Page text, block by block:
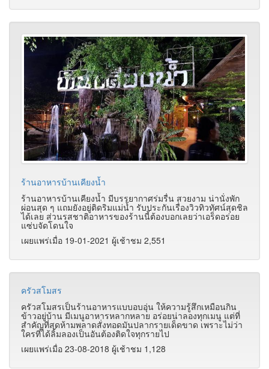
ร้านอาหารบ้านเคียงน้ำ
ร้านอาหารบ้านเคียงน้ำ มีบรรยากาศร่มรื่น สวยงาม น่านั่งพัก
ผ่อนสุด ๆ แถมยังอยู่ติดริมแม่น้ำ รับประกันเรื่องวิวทิวทัศน์สุดชิล
ได้เลย ส่วนรสชาติอาหารของร้านนี้ต้องบอกเลยว่าเอร็ดอร่อย
แซ่บจัดโดนใจ
เผยแพร่เมื่อ 19-01-2021 ผู้เช้าชม 2,551
ครัวสโมสร
ครัวสโมสรเป็นร้านอาหารแบบอบอุ่น ให้ความรู้สึกเหมือนกิน
ข้าวอยู่บ้าน มีเมนูอาหารหลากหลาย อร่อยน่าลองทุกเมนู แต่ที่
สำคัญที่สุดห้ามพลาดสั่งทอดมันปลากรายเด็ดขาด เพราะไม่ว่า
ใครที่ได้ลิ้มลองเป็นอันต้องติดใจทุกรายไป
เผยแพร่เมื่อ 23-08-2018 ผู้เช้าชม 1,128